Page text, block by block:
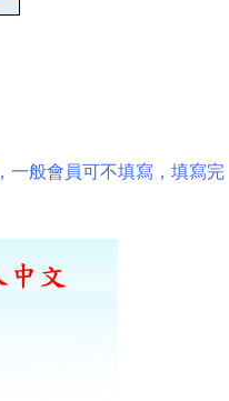
，一般會員可不填寫，填寫完